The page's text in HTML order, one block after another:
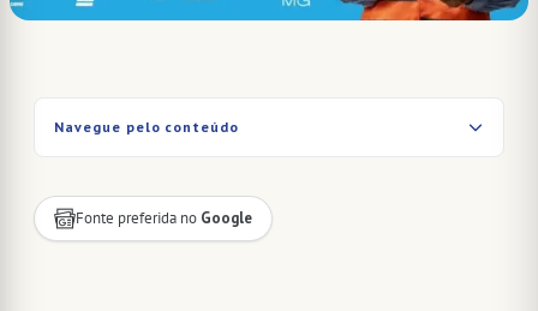
Navegue pelo conteúdo
Fonte preferida no Google